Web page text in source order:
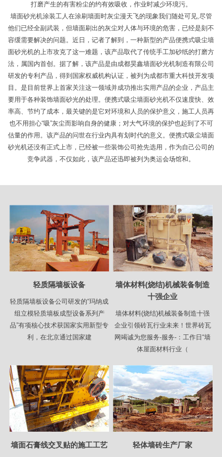
打磨产生的有害粉尘的约有效吸收，作业时减少环境污。
墙面砂光机涂装工人在涂刷墙面时灰尘漫天飞的现象我们随处可见,尽管
他们已经全副武装，但墙面刷出的灰尘对人体与环境的危害，已经是刻不
容缓需要解决的问题。近日，记者了解到，一种新型的产品便携式吸尘墙
面砂光机的上市攻克了这一难题，该产品取代了传统手工加砂纸的打磨方
法，属国内首创。据了解，该产品是由成都昊鑫墙面砂光机制造有限公司
研发的专利产品，得到国家权威机构认证，被列为成都市重大科技开发项
目。是目前世界上首家关注这一领域并成功推出实用产品的企业，产品主
要用于各种装饰墙面砂光的处理。便携式吸尘墙面砂光机不仅速度快、效
率高、节约了成本，最关键的是它对环境和人员的保护意义，施工人员再
也不用担心“吸”灰尘而影响自身的健康；对大气环境的保护也起到了不可
估量的作用。该产品的问世在行业内具有划时代的意义。便携式吸尘墙面
砂光机还没有正式上市，已经被一些装饰公司抢先选用，作为自己公司的
竞争武器，不仅如此，该产品还迅即被列为奥运会场馆和。
轻质隔墙板设备
轻质隔墙板设备公司研发的“玛纳成
组立模轻质墙板成型设备系列产
品”有项核心技术获国家实用新型专
利，在北京通过国家建
墙体材料(烧结)机械装备制造
十强企业
墙体材料(烧结)机械装备制造十强
企业引领砖瓦行业未来！世界砖瓦
网竭诚为您服务-服务-：工作日“墙
体屋面材料行业（
墙面石膏线交叉贴的施工工艺 轻体墙砖生产厂家